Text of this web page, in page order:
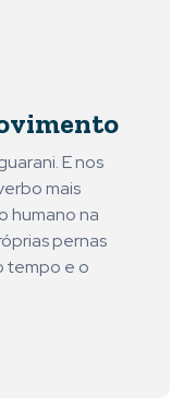
E nos
mais
humano na
pernas
tempo e o